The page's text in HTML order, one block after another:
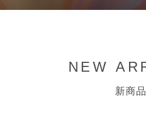
NEW
新商品